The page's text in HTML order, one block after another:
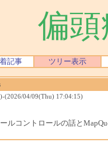
偏
記事 ツリー表示
(2026/04/09(Thu) 17:04:15)
ルコントロールの話と